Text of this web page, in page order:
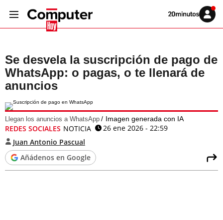
Volver
Iniciar
sesión
Se desvela la suscripción de pago de
WhatsApp: o pagas, o te llenará de
anuncios
Llegan los anuncios a WhatsApp Imagen generada con IA
REDES SOCIALES NOTICIA
26 ene 2026 - 22:59
Juan Antonio Pascual
Añádenos en Google